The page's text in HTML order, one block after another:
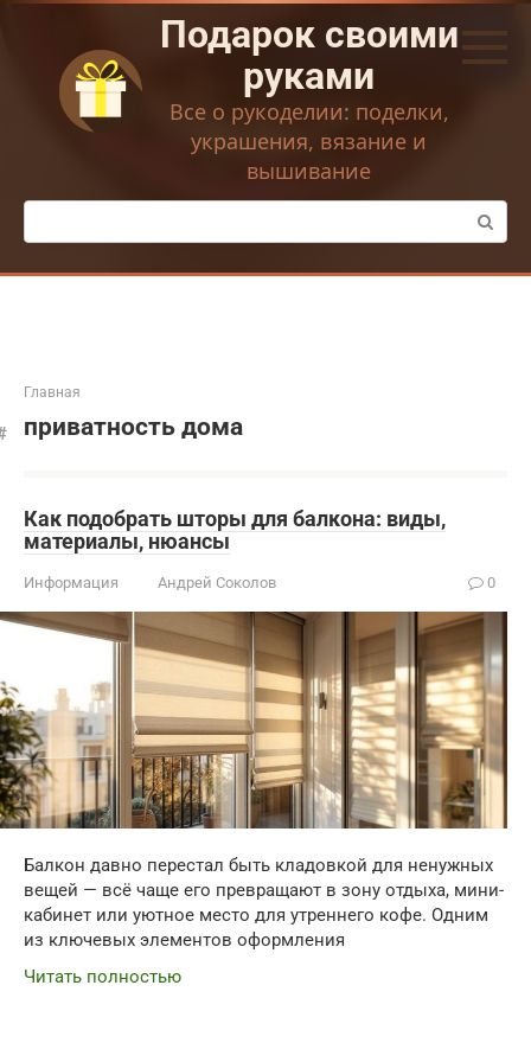
Перейти
контенту
Подарок своими
руками
Все о рукоделии: поделки,
украшения, вязание и
вышивание
Поиск:
Главная
приватность дома
Как подобрать шторы для балкона: виды,
материалы, нюансы
Информация Андрей Соколов 0
Балкон давно перестал быть кладовкой для ненужных
вещей — всё чаще его превращают в зону отдыха, мини-
кабинет или уютное место для утреннего кофе. Одним
из ключевых элементов оформления
Читать полностью